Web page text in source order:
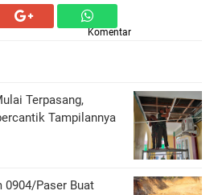
Komentar
Terpasang,
Tampilannya
0904/Paser Buat